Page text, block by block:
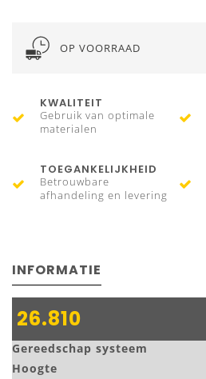
OP VOORRAAD
KWALITEIT
Gebruik van optimale
materialen
TOEGANKELIJKHEID
Betrouwbare
afhandeling en levering
INFORMATIE
26.810
Gereedschap systeem
Hoogte